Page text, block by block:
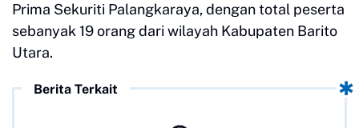
Prima Sekuriti Palangkaraya, dengan total peserta
sebanyak 19 orang dari wilayah Kabupaten Barito
Utara.
Berita Terkait